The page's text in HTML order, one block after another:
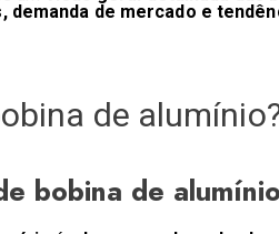
demanda de mercado e
de
bobina de alumínio